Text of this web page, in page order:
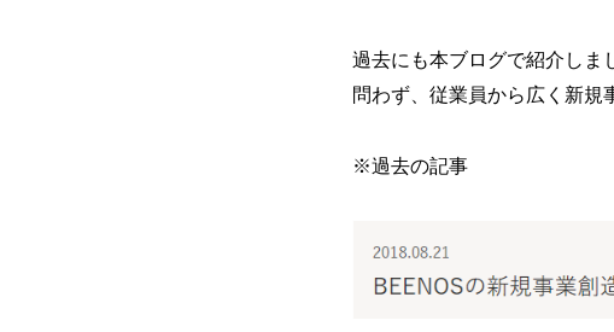
過去にも本ブログで紹介しま
問わず、従業員から広く新規
※過去の記事